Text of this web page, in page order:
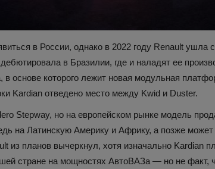
в России, однако в 2022 году Renault ушла
в Бразилии, где и наладят ее
в основе которого лежит новая модульная
Kardian отведено место между Kwid и Duster.
Stepway, но на европейском рынке модель
на Латинскую Америку и Африку, а позже
из планов вычеркнул, хотя изначально Kardian
стране на мощностях АвтоВАЗа — но не факт,
Автоновости